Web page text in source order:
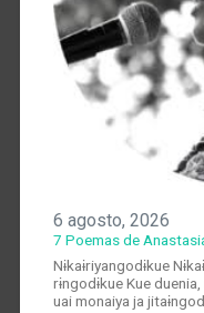
6 agosto, 2026
7 Poemas de
Nɨkaɨriyangodɨkue
rɨngodɨkue Kue
uai monaiya ja